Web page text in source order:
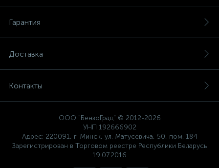
Гарантия
Доставка
Контакты
ООО "БензоГрад" © 2012-2026
УНП 192666902
Адрес: 220091, г. Минск, ул. Матусевича, 50, пом. 184
Зарегистрирован в Торговом реестре Республики Беларусь
19.07.2016